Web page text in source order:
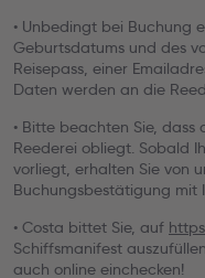
• Unbedingt bei Buchung
Geburtsdatums und des
Reisepass, einer
Daten werden an die
• Bitte beachten Sie, dass
Reederei obliegt. Sobald
vorliegt, erhalten Sie von
Buchungsbestätigung mit
• Costa bittet Sie, auf
Schiffsmanifest
auch online einchecken!